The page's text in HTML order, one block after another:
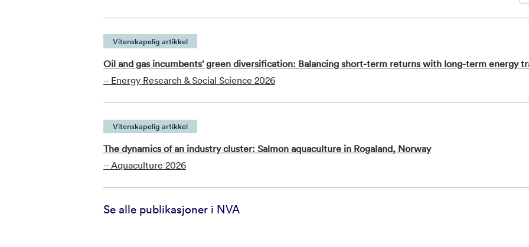
Vitenskapelig artikkel
Oil and gas incumbents' green diversification: Balancing short-term returns with long-term energy
– Energy Research & Social Science 2026
Vitenskapelig artikkel
The dynamics of an industry cluster: Salmon aquaculture in Rogaland, Norway
– Aquaculture 2026
Se alle publikasjoner i NVA